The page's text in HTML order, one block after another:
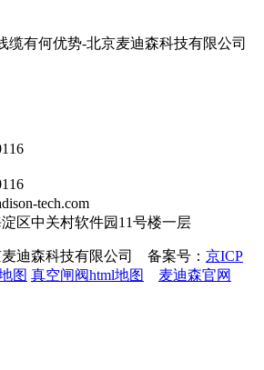
tech.com
区中关村软件园11号楼一层
麦迪森科技有限公司 备案号： 京ICP
图 真空闸阀html地图 麦迪森官网